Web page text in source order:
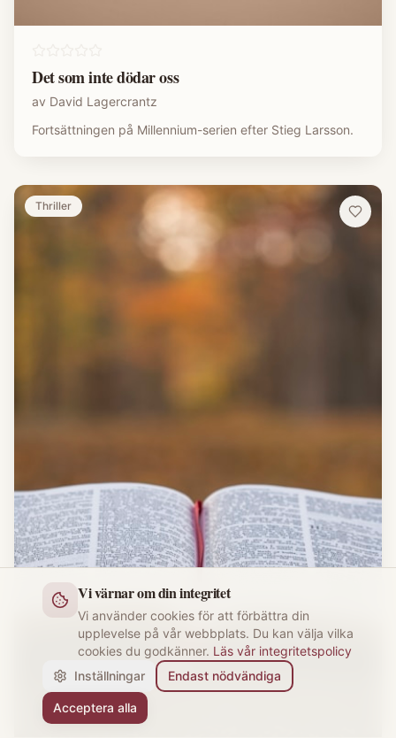
Det som inte dödar oss
av David Lagercrantz
Fortsättningen på Millennium-serien efter Stieg Larsson.
Thriller
Vi värnar om din integritet
Vi använder cookies för att förbättra din
upplevelse på vår webbplats. Du kan välja vilka
cookies du godkänner. Läs vår integritetspolicy
Inställningar
Endast nödvändiga
Acceptera alla